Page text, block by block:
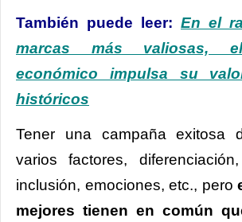
También puede leer: En el
marcas más valiosas,
económico impulsa su
históricos
Tener una campaña exitosa
varios factores,
inclusión, emociones, etc., pero
mejores tienen en común